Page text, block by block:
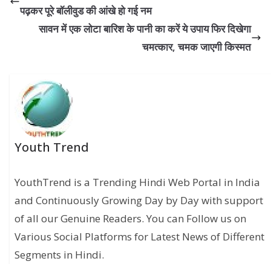
पढ़कर पूरे बॉलीवुड की आंखे हो गई नम
सावन में एक लोटा बारिश के पानी का करें ये उपाय फिर दिखेगा
चमत्कार, चमक जाएगी किस्मत
Youth Trend
YouthTrend is a Trending Hindi Web Portal in India
and Continuously Growing Day by Day with support
of all our Genuine Readers. You can Follow us on
Various Social Platforms for Latest News of Different
Segments in Hindi.